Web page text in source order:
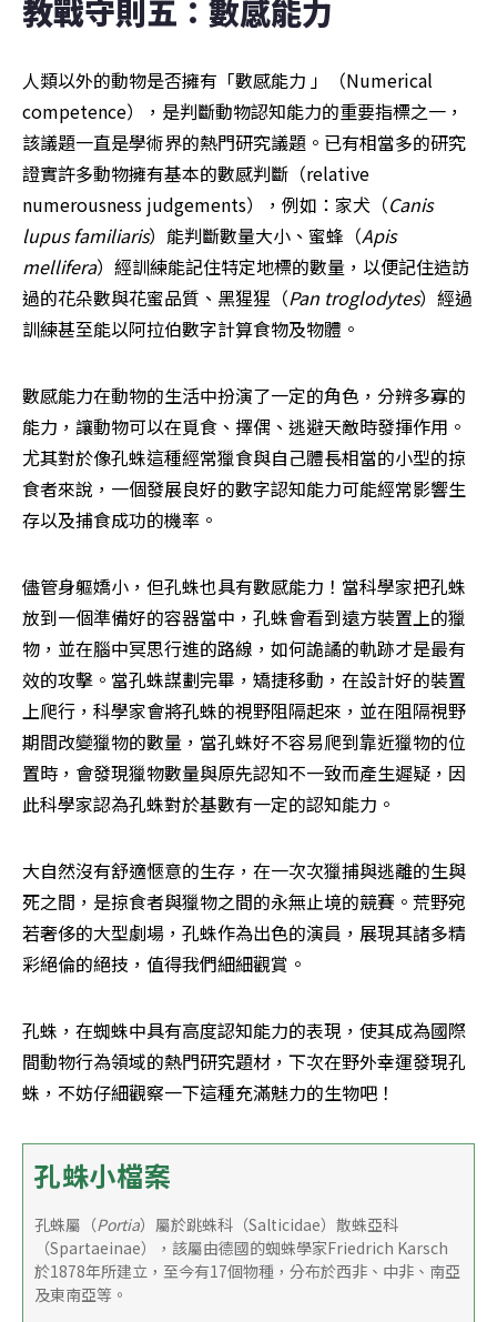
教戰守則五：數感能力
人類以外的動物是否擁有「數感能力 」（Numerical
competence），是判斷動物認知能力的重要指標之一，
該議題一直是學術界的熱門研究議題。已有相當多的研究
證實許多動物擁有基本的數感判斷（relative
numerousness judgements），例如：家犬（Canis
lupus familiaris）能判斷數量大小、蜜蜂（Apis
mellifera）經訓練能記住特定地標的數量，以便記住造訪
過的花朵數與花蜜品質、黑猩猩（Pan troglodytes）經過
訓練甚至能以阿拉伯數字計算食物及物體。
數感能力在動物的生活中扮演了一定的角色，分辨多寡的
能力，讓動物可以在覓食、擇偶、逃避天敵時發揮作用。
尤其對於像孔蛛這種經常獵食與自己體長相當的小型的掠
食者來說，一個發展良好的數字認知能力可能經常影響生
存以及捕食成功的機率。
儘管身軀嬌小，但孔蛛也具有數感能力！當科學家把孔蛛
放到一個準備好的容器當中，孔蛛會看到遠方裝置上的獵
物，並在腦中冥思行進的路線，如何詭譎的軌跡才是最有
效的攻擊。當孔蛛謀劃完畢，矯捷移動，在設計好的裝置
上爬行，科學家會將孔蛛的視野阻隔起來，並在阻隔視野
期間改變獵物的數量，當孔蛛好不容易爬到靠近獵物的位
置時，會發現獵物數量與原先認知不一致而產生遲疑，因
此科學家認為孔蛛對於基數有一定的認知能力。
大自然沒有舒適愜意的生存，在一次次獵捕與逃離的生與
死之間，是掠食者與獵物之間的永無止境的競賽。荒野宛
若奢侈的大型劇場，孔蛛作為出色的演員，展現其諸多精
彩絕倫的絕技，值得我們細細觀賞。
孔蛛，在蜘蛛中具有高度認知能力的表現，使其成為國際
間動物行為領域的熱門研究題材，下次在野外幸運發現孔
蛛，不妨仔細觀察一下這種充滿魅力的生物吧！
孔蛛小檔案
孔蛛屬（Portia）屬於跳蛛科（Salticidae）散蛛亞科
（Spartaeinae），該屬由德國的蜘蛛學家Friedrich Karsch
於1878年所建立，至今有17個物種，分布於西非、中非、南亞
及東南亞等。